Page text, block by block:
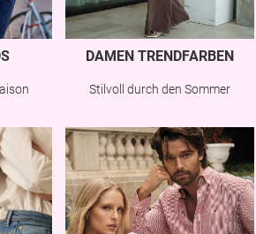
DAMEN TRENDFARBEN
Stilvoll durch den Sommer